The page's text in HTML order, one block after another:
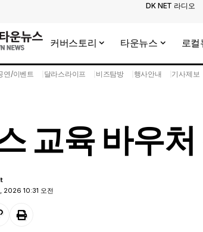
DK NET 라디오
커버스토리 타운뉴스 로컬
연/이벤트 달라스라이프 비즈탐방 행사안내 기사제보
교육 바우
2026 10:31 오전